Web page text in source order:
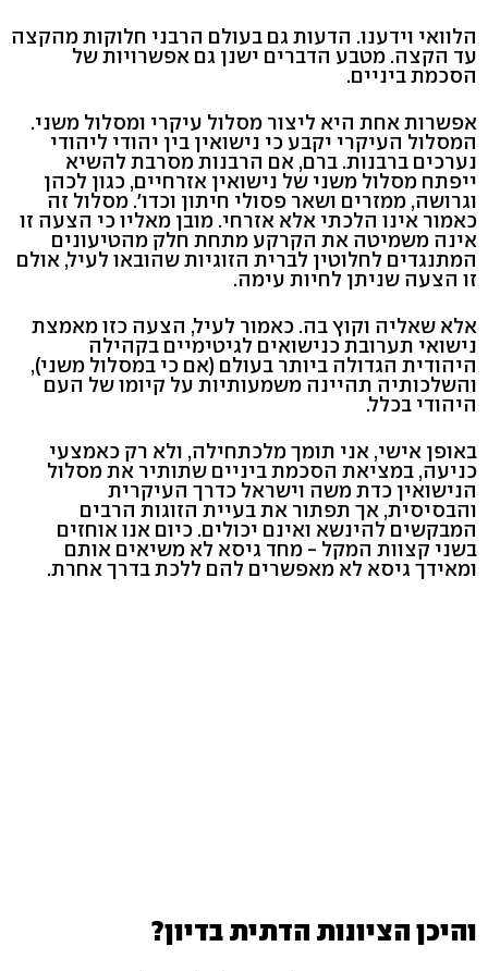
הלוואי וידענו. הדעות גם בעולם הרבני חלוקות מהקצה
עד הקצה. מטבע הדברים ישנן גם אפשרויות של
הסכמת ביניים.
אפשרות אחת היא ליצור מסלול עיקרי ומסלול משני.
המסלול העיקרי יקבע כי נישואין בין יהודי ליהודי
נערכים ברבנות. ברם, אם הרבנות מסרבת להשיא
ייפתח מסלול משני של נישואין אזרחיים, כגון לכהן
וגרושה, ממזרים ושאר פסולי חיתון וכדו'. מסלול זה
כאמור אינו הלכתי אלא אזרחי. מובן מאליו כי הצעה זו
אינה משמיטה את הקרקע מתחת חלק מהטיעונים
המתנגדים לחלוטין לברית הזוגיות שהובאו לעיל, אולם
זו הצעה שניתן לחיות עימה.
אלא שאליה וקוץ בה. כאמור לעיל, הצעה כזו מאמצת
נישואי תערובת כנישואים לגיטימיים בקהילה
היהודית הגדולה ביותר בעולם (אם כי במסלול משני),
והשלכותיה תהיינה משמעותיות על קיומו של העם
היהודי בכלל.
באופן אישי, אני תומך מלכתחילה, ולא רק כאמצעי
כניעה, במציאת הסכמת ביניים שתותיר את מסלול
הנישואין כדת משה וישראל כדרך העיקרית
והבסיסית, אך תפתור את בעיית הזוגות הרבים
המבקשים להינשא ואינם יכולים. כיום אנו אוחזים
בשני קצוות המקל - מחד גיסא לא משיאים אותם
ומאידך גיסא לא מאפשרים להם ללכת בדרך אחרת.
והיכן הציונות הדתית בדיון?